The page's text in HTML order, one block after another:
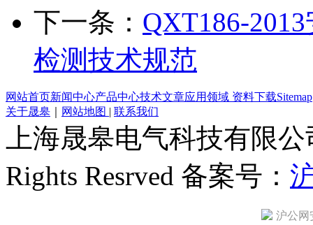
下一条： QXT186-
检测技术规范
网站首页新闻中心产品中心技术文章应用领域 资料下载Sitemap
关于晟皋
网站地图 | 联系我们
上海晟皋电气科技有限
Rights Resrved 备案号：
沪公网